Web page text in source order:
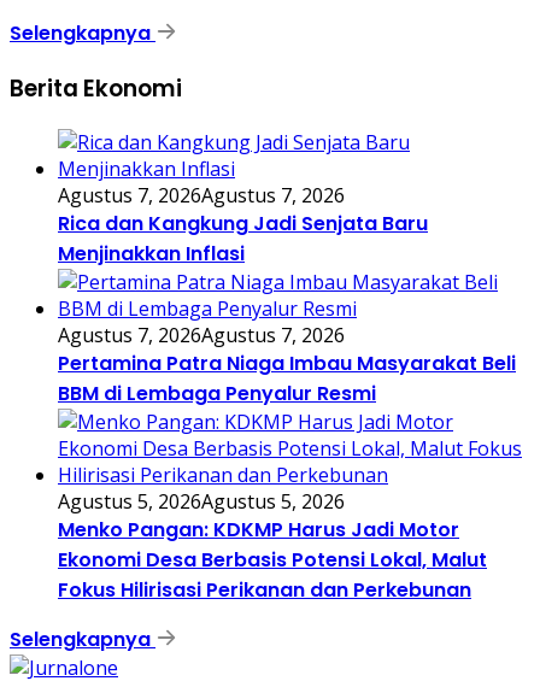
Selengkapnya
Berita Ekonomi
Agustus 7, 2026Agustus 7, 2026
Rica dan Kangkung Jadi Senjata Baru
Menjinakkan Inflasi
Agustus 7, 2026Agustus 7, 2026
Pertamina Patra Niaga Imbau Masyarakat Beli
BBM di Lembaga Penyalur Resmi
Agustus 5, 2026Agustus 5, 2026
Menko Pangan: KDKMP Harus Jadi Motor
Ekonomi Desa Berbasis Potensi Lokal, Malut
Fokus Hilirisasi Perikanan dan Perkebunan
Selengkapnya